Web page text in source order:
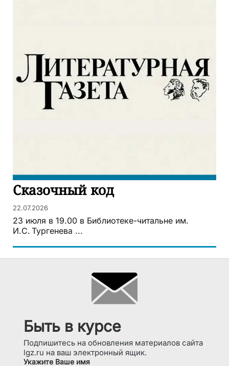
Сказочный код
22.07.2026
23 июля в 19.00 в Библиотеке-читальне им.
И.С. Тургенева ...
Быть в курсе
Подпишитесь на обновления материалов сайта
lgz.ru на ваш электронный ящик.
Укажите Ваше имя